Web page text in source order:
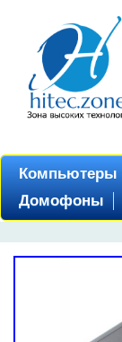
Компьютеры
Домофоны